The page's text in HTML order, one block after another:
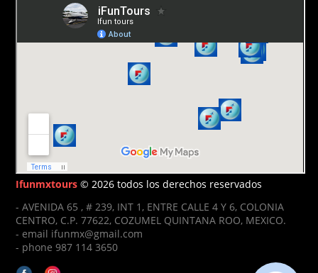
Ifunmxtours © 2026 todos los derechos reservados
- AVENIDA 65 , # 239, INT 1, ENTRE CALLE 4 Y 6, COLONIA
CENTRO, C.P. 77622, COZUMEL QUINTANA ROO, MEXICO.
- email ifunmx@gmail.com
- phone 987 114 3650